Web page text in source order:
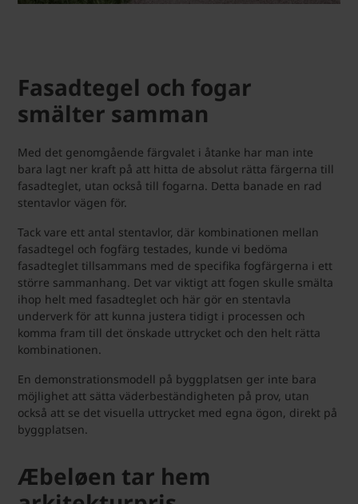
Fasadtegel och fogar
smälter samman
Med det genomgående färgvalet i åtanke har man inte
bara lagt ner kraft på att hitta de absolut rätta färgerna till
fasadteglet, utan också till fogarna. Detta banade en rad
stentavlor vägen för.
Tack vare ett antal stentavlor, där kombinationen mellan
fasadtegel och fogfärg testades, kunde vi bedöma
fasadteglet tillsammans med de specifika fogfärgerna i ett
större sammanhang. Det var viktigt att fogen skulle smälta
ihop helt med fasadteglet och här gör en stentavla
underverk för att kunna justera tidigt i processen och
komma fram till det önskade uttrycket och den helt rätta
kombinationen.
En demonstrationsmodell på byggplatsen ger inte bara
möjlighet att sätta väderbeständigheten på prov, utan
också att se det visuella uttrycket med egna ögon, direkt på
byggplatsen.
Æbeløen tar hem